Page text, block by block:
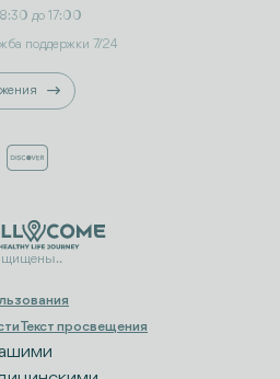
до 17:00
поддержки 7/24
Текст просвещения